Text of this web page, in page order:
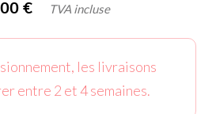
€ TVA incluse
les livraisons
entre 2 et 4 semaines.